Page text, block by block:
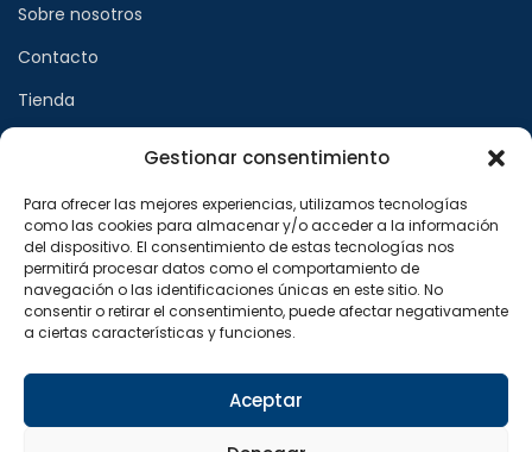
Gestionar consentimiento
Para ofrecer las mejores experiencias, utilizamos tecnologías
como las cookies para almacenar y/o acceder a la información
del dispositivo. El consentimiento de estas tecnologías nos
permitirá procesar datos como el comportamiento de
navegación o las identificaciones únicas en este sitio. No
consentir o retirar el consentimiento, puede afectar negativamente
a ciertas características y funciones.
Aceptar
Sobre nosotros
Contacto
Tienda
Aviso legal
Política de privacidad
Política de cookies
Síguenos en
F X I